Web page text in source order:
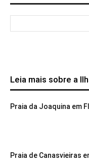
Leia mais sobre a
Praia da Joaquina em
Praia de Canasvieiras